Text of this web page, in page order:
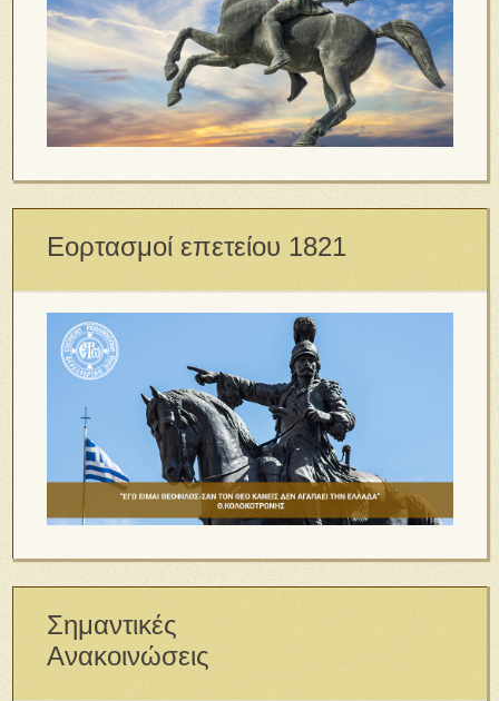
Εορτασμοί επετείου 1821
Σημαντικές
Ανακοινώσεις